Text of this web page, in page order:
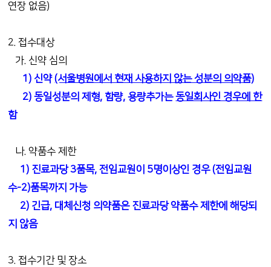
연장 없음)
2. 접수대상
가. 신약 심의
1) 신약(서울병원에서 현재 사용하지 않는 성분의 의약품)
2) 동일성분의 제형, 함량, 용량추가는동일회사인 경우에 한
함
나. 약품수 제한
1) 진료과당 3품목, 전임교원이 5명이상인 경우 (전임교원
수-2)품목까지 가능
2) 긴급, 대체신청 의약품은 진료과당 약품수 제한에 해당되
지 않음
3. 접수기간 및 장소